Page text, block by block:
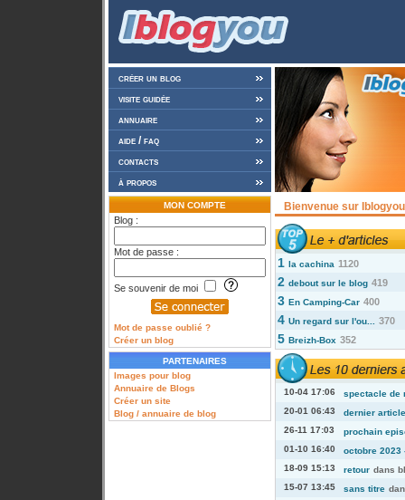
créer un blog
visite guidée
annuaire
aide / faq
contacts
à propos
MON COMPTE
Blog :
Mot de passe :
Se souvenir de moi
Mot de passe oublié ?
Créer un blog
PARTENAIRES
Images pour blog
Annuaire de Blogs
Créer un site
Blog / annuaire de blog
Bienvenue sur
1 la cachina 1120
2 debout sur le blog 419
3 En Camping-Car 400
4 Un regard sur l'ou... 370
5 Breizh-Box 352
10-04 17:06
spectacle de
20-01 06:43
dernier
26-11 17:03
prochain
01-10 16:40
octobre 2023
18-09 15:13
retour dans
15-07 13:45
sans titre